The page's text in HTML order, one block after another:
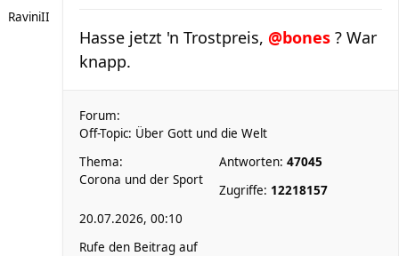
RaviniII
Hasse jetzt 'n Trostpreis, @bones ? War
knapp.
Forum:
Off-Topic: Über Gott und die Welt
Thema:
Corona und der Sport
Antworten: 47045
Zugriffe: 12218157
20.07.2026, 00:10
Rufe den Beitrag auf